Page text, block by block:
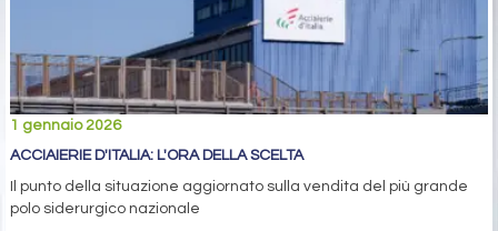
1 gennaio 2026
ACCIAIERIE D'ITALIA: L'ORA DELLA SCELTA
Il punto della situazione aggiornato sulla vendita del più grande
polo siderurgico nazionale